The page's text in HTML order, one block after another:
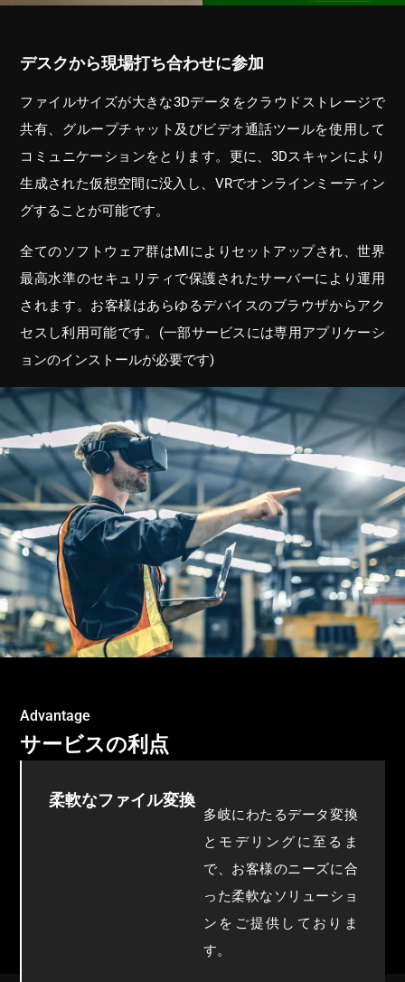
デスクから現場打ち合わせに参加
ファイルサイズが大きな3Dデータをクラウドストレージで
共有、グループチャット及びビデオ通話ツールを使用して
コミュニケーションをとります。更に、3Dスキャンにより
生成された仮想空間に没入し、VRでオンラインミーティン
グすることが可能です。
全てのソフトウェア群はMIによりセットアップされ、世界
最高水準のセキュリティで保護されたサーバーにより運用
されます。お客様はあらゆるデバイスのブラウザからアク
セスし利用可能です。(一部サービスには専用アプリケーシ
ョンのインストールが必要です)
Advantage
サービスの利点
柔軟なファイル変換
多岐にわたるデータ変換
とモデリングに至るま
で、お客様のニーズに合
った柔軟なソリューショ
ンをご提供しておりま
す。